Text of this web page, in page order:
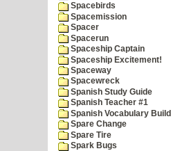
Spacebirds
Spacemission
Spacer
Spacerun
Spaceship Captain
Spaceship Excitement!
Spaceway
Spacewreck
Spanish Study Guide
Spanish Teacher #1
Spanish Vocabulary
Spare Change
Spare Tire
Spark Bugs